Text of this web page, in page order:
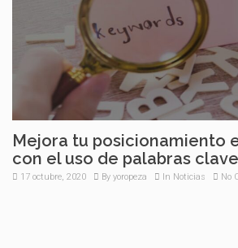
Mejora tu posicionamiento
con el uso de palabras
17 octubre, 2020 By yoropeza In Noticias No